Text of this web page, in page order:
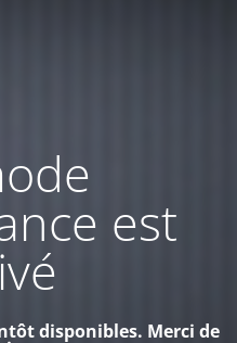
est
disponibles. Merci de